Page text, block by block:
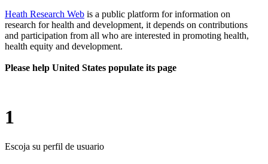
Heath Research Web is a public platform for information on
research for health and development, it depends on contributions
and participation from all who are interested in promoting health,
health equity and development.
Please help United States populate its page
1
Escoja su perfil de usuario